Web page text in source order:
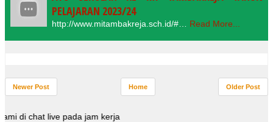
PELAJARAN 2023/24
http://www.mitambakreja.sch.id/#… Read More...
Newer Post Older Post
Home
chat live pada jam kerja